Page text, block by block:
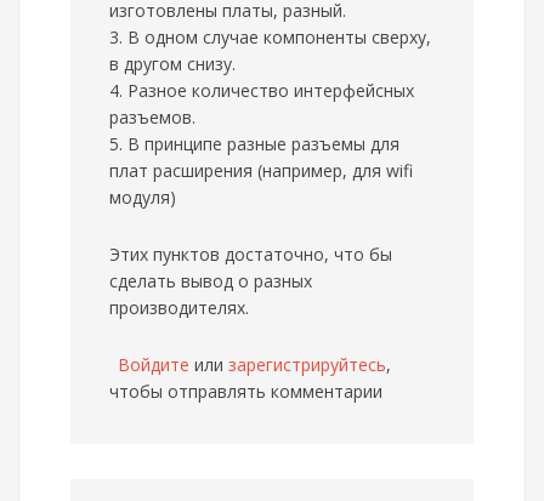
изготовлены платы, разный.
3. В одном случае компоненты сверху,
в другом снизу.
4. Разное количество интерфейсных
разъемов.
5. В принципе разные разъемы для
плат расширения (например, для wifi
модуля)
Этих пунктов достаточно, что бы
сделать вывод о разных
производителях.
Войдите или зарегистрируйтесь,
чтобы отправлять комментарии